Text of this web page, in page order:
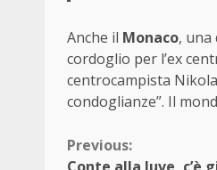
Anche il Monaco, una
cordoglio per l’ex
centrocampista
condoglianze”. Il
Continue
Previous: